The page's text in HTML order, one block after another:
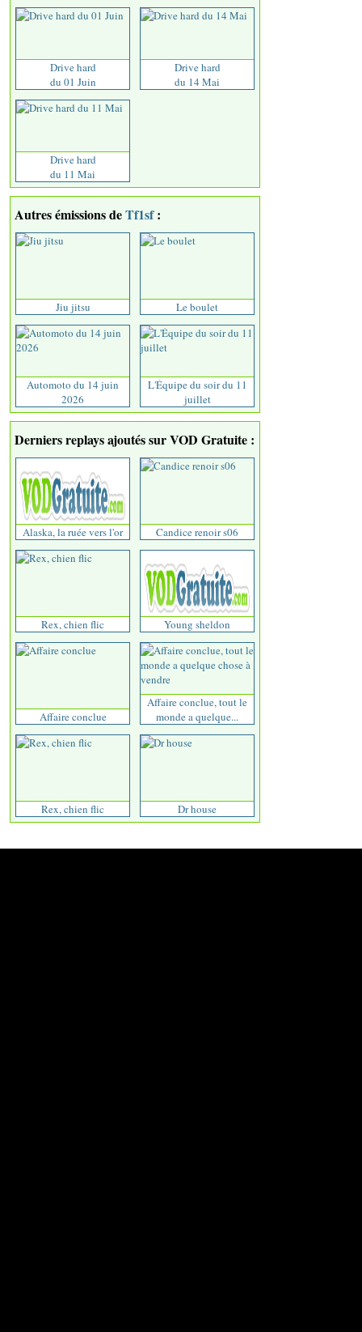
Drive hard
du 01 Juin
Drive hard
du 14 Mai
Drive hard
du 11 Mai
Autres émissions deTf1sf:
Jiu jitsu Le boulet
Automoto du 14 juin
2026
L'Équipe du soir du 11
juillet
Derniers replays ajoutés sur VOD Gratuite :
Alaska, la ruée vers l'or Candice renoir s06
Rex, chien flic Young sheldon
Affaire conclue
Affaire conclue, tout le
monde a quelque...
Rex, chien flic Dr house